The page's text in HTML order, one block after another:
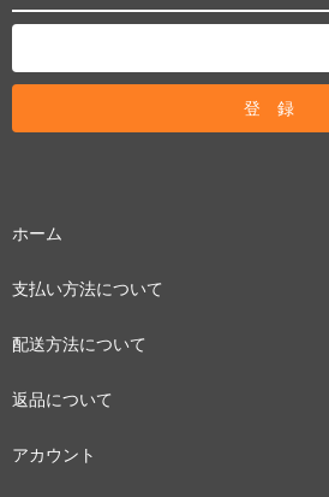
ホーム
支払い方法について
配送方法について
返品について
アカウント